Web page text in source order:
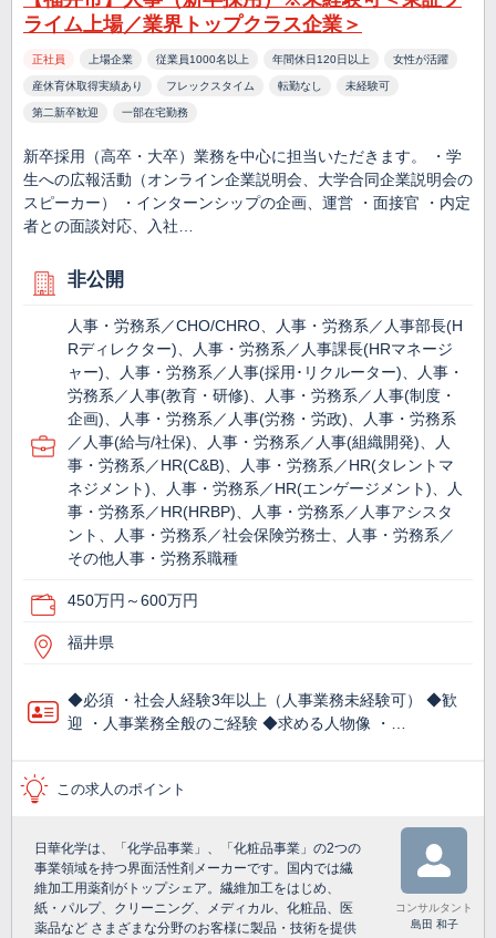
ライム上場／業界トップクラス企業＞
正社員 上場企業 従業員1000名以上 年間休日120日以上 女性が活躍
産休育休取得実績あり フレックスタイム 転勤なし 未経験可
第二新卒歓迎 一部在宅勤務
新卒採用（高卒・大卒）業務を中心に担当いただきます。 ・学
生への広報活動（オンライン企業説明会、大学合同企業説明会の
スピーカー） ・インターンシップの企画、運営 ・面接官 ・内定
者との面談対応、入社…
非公開
人事・労務系／CHO/CHRO、人事・労務系／人事部長(H
Rディレクター)、人事・労務系／人事課長(HRマネージ
ャー)、人事・労務系／人事(採用･リクルーター)、人事・
労務系／人事(教育・研修)、人事・労務系／人事(制度・
企画)、人事・労務系／人事(労務・労政)、人事・労務系
／人事(給与/社保)、人事・労務系／人事(組織開発)、人
事・労務系／HR(C&B)、人事・労務系／HR(タレントマ
ネジメント)、人事・労務系／HR(エンゲージメント)、人
事・労務系／HR(HRBP)、人事・労務系／人事アシスタ
ント、人事・労務系／社会保険労務士、人事・労務系／
その他人事・労務系職種
450万円～600万円
福井県
◆必須 ・社会人経験3年以上（人事業務未経験可） ◆歓
迎 ・人事業務全般のご経験 ◆求める人物像 ・…
この求人のポイント
日華化学は、「化学品事業」、「化粧品事業」の2つの
事業領域を持つ界面活性剤メーカーです。国内では繊
維加工用薬剤がトップシェア。繊維加工をはじめ、
紙・パルプ、クリーニング、メディカル、化粧品、医
薬品など さまざまな分野のお客様に製品・技術を提供
コンサルタント
島田 和子